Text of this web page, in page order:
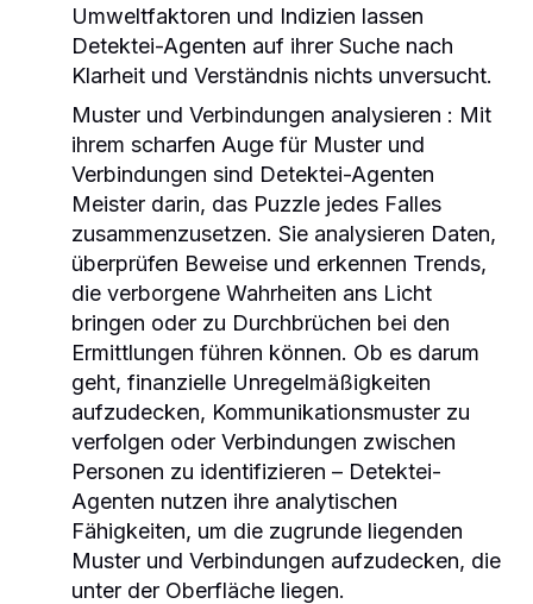
Umweltfaktoren und Indizien lassen
Detektei-Agenten auf ihrer Suche nach
Klarheit und Verständnis nichts unversucht.
Muster und Verbindungen analysieren : Mit
ihrem scharfen Auge für Muster und
Verbindungen sind Detektei-Agenten
Meister darin, das Puzzle jedes Falles
zusammenzusetzen. Sie analysieren Daten,
überprüfen Beweise und erkennen Trends,
die verborgene Wahrheiten ans Licht
bringen oder zu Durchbrüchen bei den
Ermittlungen führen können. Ob es darum
geht, finanzielle Unregelmäßigkeiten
aufzudecken, Kommunikationsmuster zu
verfolgen oder Verbindungen zwischen
Personen zu identifizieren – Detektei-
Agenten nutzen ihre analytischen
Fähigkeiten, um die zugrunde liegenden
Muster und Verbindungen aufzudecken, die
unter der Oberfläche liegen.